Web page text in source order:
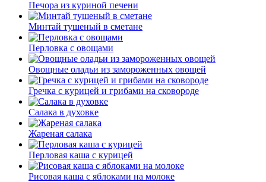
Печора из куриной печени
Минтай тушеный в сметане
Перловка с овощами
Овощные оладьи из замороженных овощей
Гречка с курицей и грибами на сковороде
Салака в духовке
Жареная салака
Перловая каша с курицей
Рисовая каша с яблоками на молоке